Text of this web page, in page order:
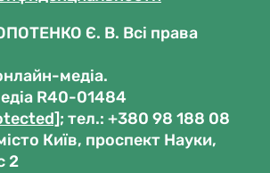
Є. В. Всі права
медіа.
R40-01484
; тел.: +380 98 188 08
Київ, проспект Науки,
2